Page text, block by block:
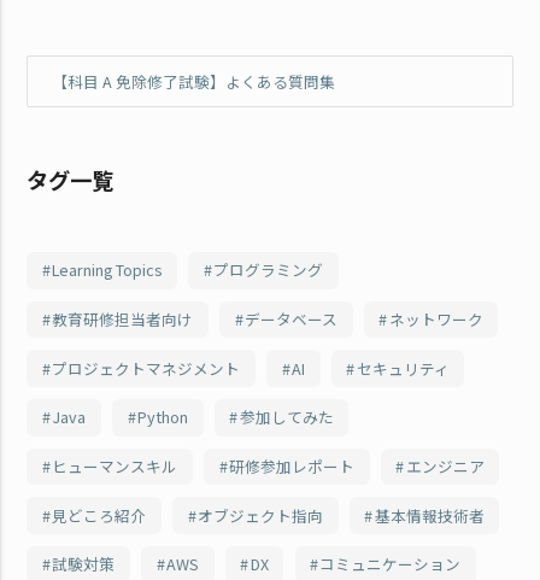
【科目 A 免除修了試験】よくある質問集
タグ一覧
Learning Topics プログラミング
教育研修担当者向け データベース ネットワーク
プロジェクトマネジメント AI セキュリティ
Java Python 参加してみた
ヒューマンスキル 研修参加レポート エンジニア
見どころ紹介 オブジェクト指向 基本情報技術者
試験対策 AWS DX コミュニケーション